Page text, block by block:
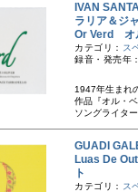
IVAN
ラリア＆ジ
Or Verd オ
カテゴリ： ス
録音・発売年
1947年生まれ
作品『オル・
ソングライタ
GUADI
Luas De
ト
カテゴリ： ス